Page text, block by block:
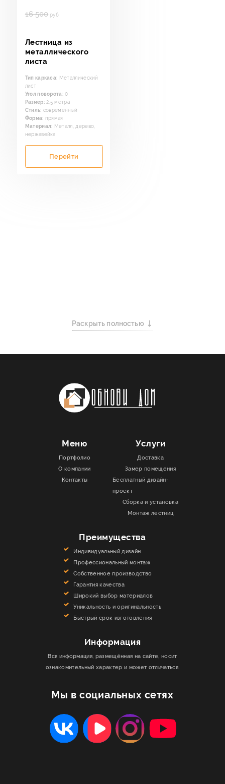
16 500 руб
Лестница из
металлического
листа
Тип каркаса: Металлический
лист
Угол поворота: 0
Размер:2,5 метра
Стиль: современный
Форма: прямая
Материал: Металл, дерево,
нержавейка
Перейти
Раскрыть полностью
Мы в социальных сетях
Меню
Портфолио
О компании
Контакты
Услуги
Доставка
Замер помещения
Бесплатный дизайн-
проект
Сборка и установка
Монтаж лестниц
Преимущества
Индивидуальный дизайн
Профессиональный монтаж
Собственное производство
Гарантия качества
Широкий выбор материалов
Уникальность и оригинальность
Быстрый срок изготовления
Информация
Вся информация, размещённая на сайте, носит
ознакомительный характер и может отличаться.